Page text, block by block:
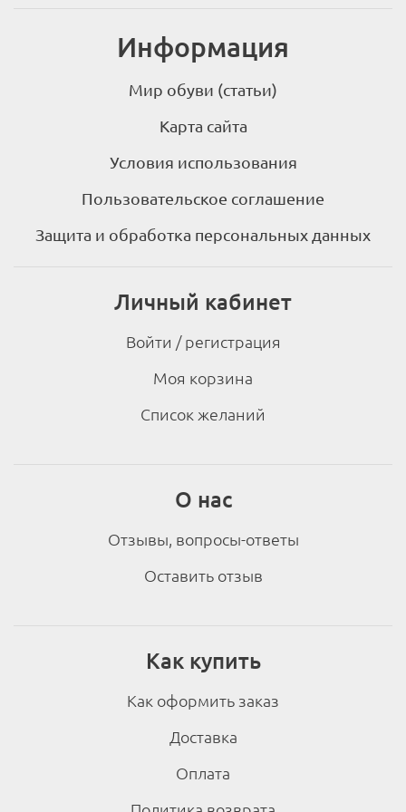
Информация
Мир обуви (статьи)
Карта сайта
Условия использования
Пользовательское соглашение
Защита и обработка персональных данных
Личный кабинет
Войти / регистрация
Моя корзина
Список желаний
О нас
Отзывы, вопросы-ответы
Оставить отзыв
Как купить
Как оформить заказ
Доставка
Оплата